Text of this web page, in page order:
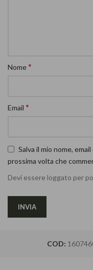
Nome*
Email *
Salva il mio nome,
prossima volta che
Devi essere loggato per
COD: